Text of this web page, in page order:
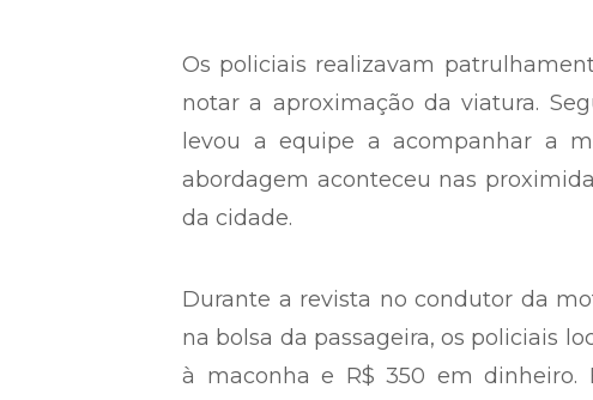
Os policiais realizavam
notar a aproximação da viatura.
levou a equipe a acompanhar a
abordagem aconteceu nas
da cidade.
Durante a revista no condutor da
na bolsa da passageira, os policiais
à maconha e R$ 350 em